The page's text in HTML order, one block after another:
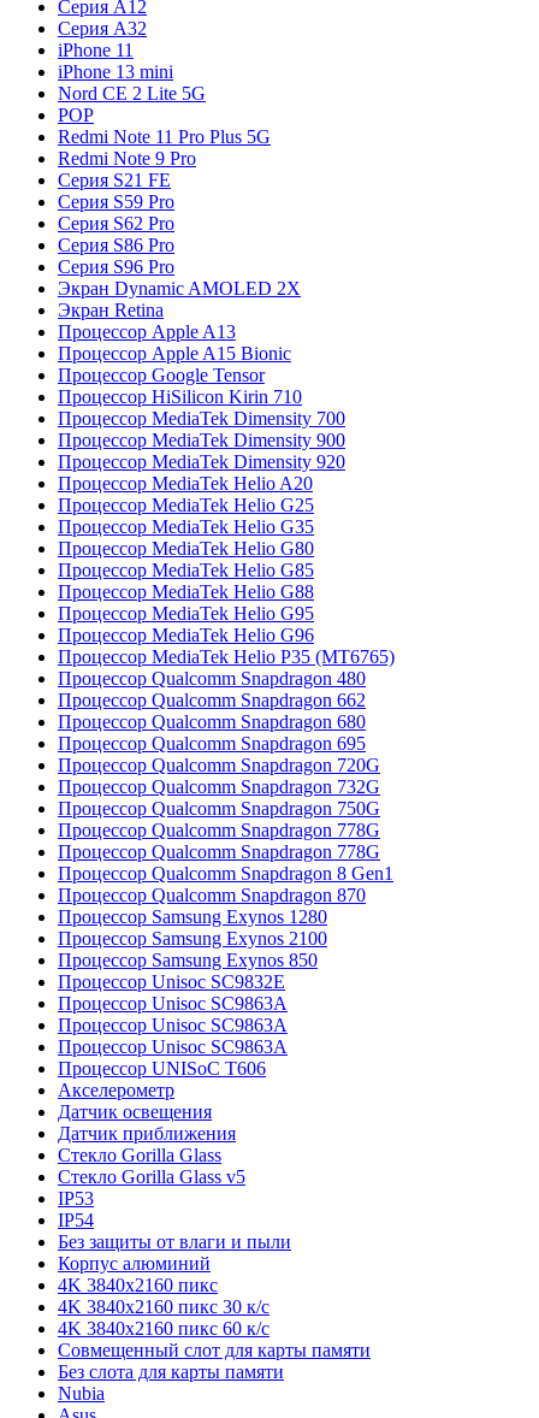
Серия A12
Серия A32
iPhone 11
iPhone 13 mini
Nord CE 2 Lite 5G
POP
Redmi Note 11 Pro Plus 5G
Redmi Note 9 Pro
Серия S21 FE
Серия S59 Pro
Серия S62 Pro
Серия S86 Pro
Серия S96 Pro
Экран Dynamic AMOLED 2X
Экран Retina
Процессор Apple A13
Процессор Apple A15 Bionic
Процессор Google Tensor
Процессор HiSilicon Kirin 710
Процессор MediaTek Dimensity 700
Процессор MediaTek Dimensity 900
Процессор MediaTek Dimensity 920
Процессор MediaTek Helio A20
Процессор MediaTek Helio G25
Процессор MediaTek Helio G35
Процессор MediaTek Helio G80
Процессор MediaTek Helio G85
Процессор MediaTek Helio G88
Процессор MediaTek Helio G95
Процессор MediaTek Helio G96
Процессор MediaTek Helio P35 (MT6765)
Процессор Qualcomm Snapdragon 480
Процессор Qualcomm Snapdragon 662
Процессор Qualcomm Snapdragon 680
Процессор Qualcomm Snapdragon 695
Процессор Qualcomm Snapdragon 720G
Процессор Qualcomm Snapdragon 732G
Процессор Qualcomm Snapdragon 750G
Процессор Qualcomm Snapdragon 778G
Процессор Qualcomm Snapdragon 778G
Процессор Qualcomm Snapdragon 8 Gen1
Процессор Qualcomm Snapdragon 870
Процессор Samsung Exynos 1280
Процессор Samsung Exynos 2100
Процессор Samsung Exynos 850
Процессор Unisoc SC9832E
Процессор Unisoc SC9863A
Процессор Unisoc SC9863A
Процессор Unisoc SC9863A
Процессор UNISoC T606
Акселерометр
Датчик освещения
Датчик приближения
Стекло Gorilla Glass
Стекло Gorilla Glass v5
IP53
IP54
Без защиты от влаги и пыли
Корпус алюминий
4K 3840x2160 пикс
4K 3840x2160 пикс 30 к/с
4K 3840x2160 пикс 60 к/с
Совмещенный слот для карты памяти
Без слота для карты памяти
Nubia